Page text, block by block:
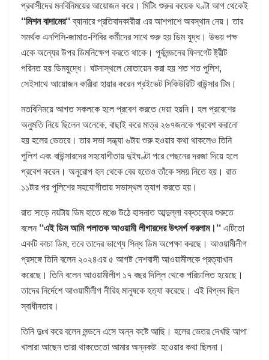
প্রবাসীদের মনবিনিময়ের আয়োজন করে। মিটিং শুরুর কয়েক ঘণ্টা আগ থেকেই
‘‘মিশন বাদামের‘‘ব্যানারে প্রতিবাদকারীরা এর আশপাশে অবস্থান নেয়। তার
সমর্থক এনপিসি-জামাত-শিবির কর্মীদের সাথে শুরু হয় ডিম যুদ্ধ। উভয় পক্ষ
একে অন্যের উপর ডিমনিক্ষেপ করতে থাকে। পূর্বলন্ডনের ফিলগেট ষ্ট্রীট
পরিনত হয় ডিমযুদ্ধে। ঘটনাস্থলে মোতায়েন করা হয় শত শত পুলিশ,
সেইসাথে আয়োজন কারীরা হায়ার করেন প্রইভেট সিকিউরিটি বাউন্সার টিম।
মতবিনিময়ে আগত সকলকে হলে প্রবেশ করতে দেয়া হয়নি। হল প্রবেশের
অনুমতি নিয়ে ছিলেন অনেকে, বাছাই করে মাত্র ২৬৭জনকে প্রবেশ করানো
হয় হলের ভেতরে। তার সভা সন্ধ্যা ৬টায় শুরু হওয়ার কথা থাকলেও তিনি
পুলিশ এবং বাউন্সারদের সহযোগীতায় দুইঘণ্টা পরে পেছনের দরজা দিয়ে হলে
প্রবেশ করেন। অনুরোপ হল থেকে বের হতেও তাঁকে সময় নিতে হয়। রাত
১১টার পর পুলিশের সহযোগীতায় সভাস্থল ত্যাগ করতে হয়।
রাত সাড়ে নয়টায় ডিম হাতে মঞ্চে উঠে হাসনাত আব্দুল্লা বক্তব্যের শুরুতে
বলেন ‘‘এই ডিম আমি পলাতক আওয়ামী লীগারদের উৎসর্গ করলাম। ‘‘ এটিতো
একটি কাচা ডিম, তবে তাদের ভাগ্যে সিন্ধ ডিম অপেক্ষা করছে। আওয়ামীলীগ
প্রসঙ্গে তিনি বলেন ২০২৪এর ৫ আগষ্ট দেশবাসী আওয়ামীলকে প্রত্যাখান
করেছে। তিনি বলেন আওয়ামীলীগ ১৭ বছর দিল্লি থেকে পরিচালিত হয়েছে।
তাদের নির্দেশে আওয়ামীলীগ নীরিহ মানুষকে হত্যা করেছে। এই বিপ্লব ছিল
স্বাধীনতার।
তিনি দুঃখ করে বলেন লন্ডনে এসে অন্ন কষ্টে আছি। হলের ভেতর দেখছি আপা
খালারা আছেন তারা থাকতেতো আমার অন্নকষ্ট হওেয়ার কথা ছিলনা।